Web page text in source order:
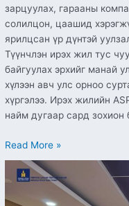
зарцуулах, гарааны
солилцон, цаашид
ярилцсан үр дүнтэй
Түүнчлэн ирэх жил тус
байгуулах эрхийг манай
хүлээн авч улс орноо
хүргэлээ. Ирэх жилийн
найм дугаар сард зохион
Read More »
Орон
нутагт
төрийн